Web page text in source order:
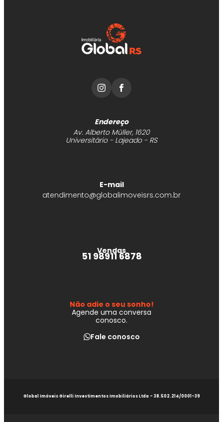
Endereço
Av. Alberto Müller, 1620
Universitário - Lajeado - RS
E-mail
atendimento@globalimoveisrs.com.br
Vendas
51 98911 6878
Não adie o seu sonho!
Agende uma conversa
conosco.
Fale conosco
Global Imóveis Girelli Investimentos Imobiliários Ltda - 38.502.214/0001-39